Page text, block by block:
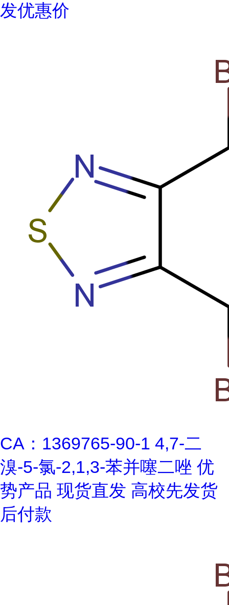
发优惠价
CA：1369765-90-1 4,7-二
溴-5-氯-2,1,3-苯并噻二唑 优
势产品 现货直发 高校先发货
后付款